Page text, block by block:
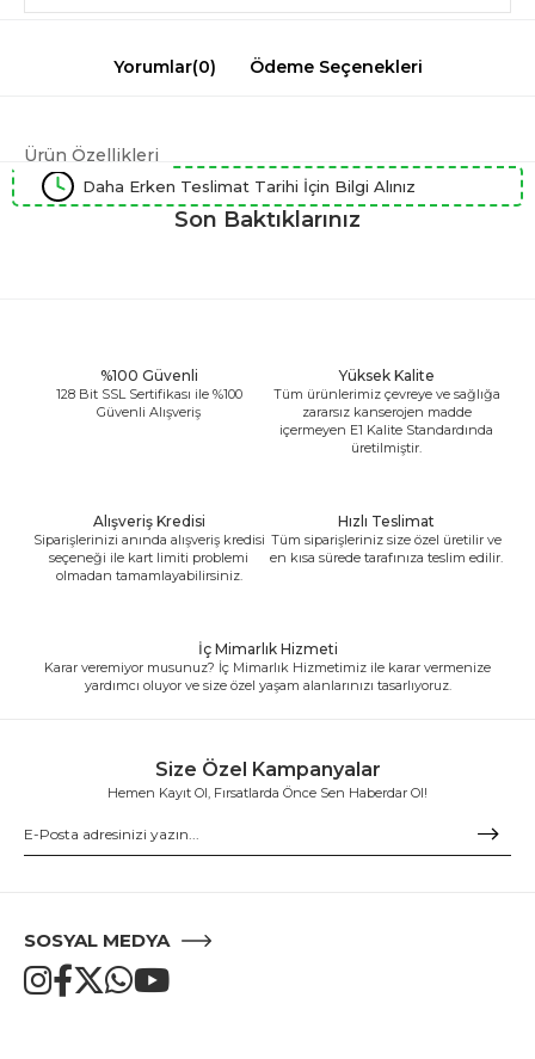
Yorumlar(0) Ödeme Seçenekleri
Ürün Özellikleri
Daha Erken Teslimat Tarihi İçin Bilgi Alınız
Son Baktıklarınız
%100 Güvenli
128 Bit SSL Sertifikası ile %100
Güvenli Alışveriş
Yüksek Kalite
Tüm ürünlerimiz çevreye ve sağlığa
zararsız kanserojen madde
içermeyen E1 Kalite Standardında
üretilmiştir.
Alışveriş Kredisi
Siparişlerinizi anında alışveriş kredisi
seçeneği ile kart limiti problemi
olmadan tamamlayabilirsiniz.
Hızlı Teslimat
Tüm siparişleriniz size özel üretilir ve
en kısa sürede tarafınıza teslim edilir.
İç Mimarlık Hizmeti
Karar veremiyor musunuz? İç Mimarlık Hizmetimiz ile karar vermenize
yardımcı oluyor ve size özel yaşam alanlarınızı tasarlıyoruz.
Size Özel Kampanyalar
Hemen Kayıt Ol, Fırsatlarda Önce Sen Haberdar Ol!
SOSYAL MEDYA